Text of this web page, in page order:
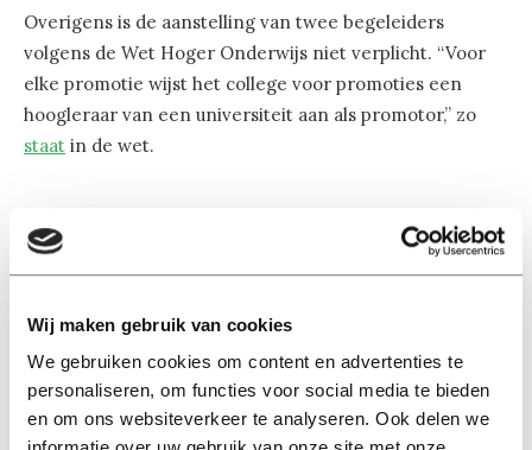
Wij maken gebruik van cookies
We gebruiken cookies om content en advertenties te
personaliseren, om functies voor social media te bieden
en om ons websiteverkeer te analyseren. Ook delen we
Overigens is de aanstelling van twee begeleiders
volgens de Wet Hoger Onderwijs niet verplicht. “Voor
elke promotie wijst het college voor promoties een
hoogleraar van een universiteit aan als promotor,” zo
staat in de wet.
Lees ook
Interview